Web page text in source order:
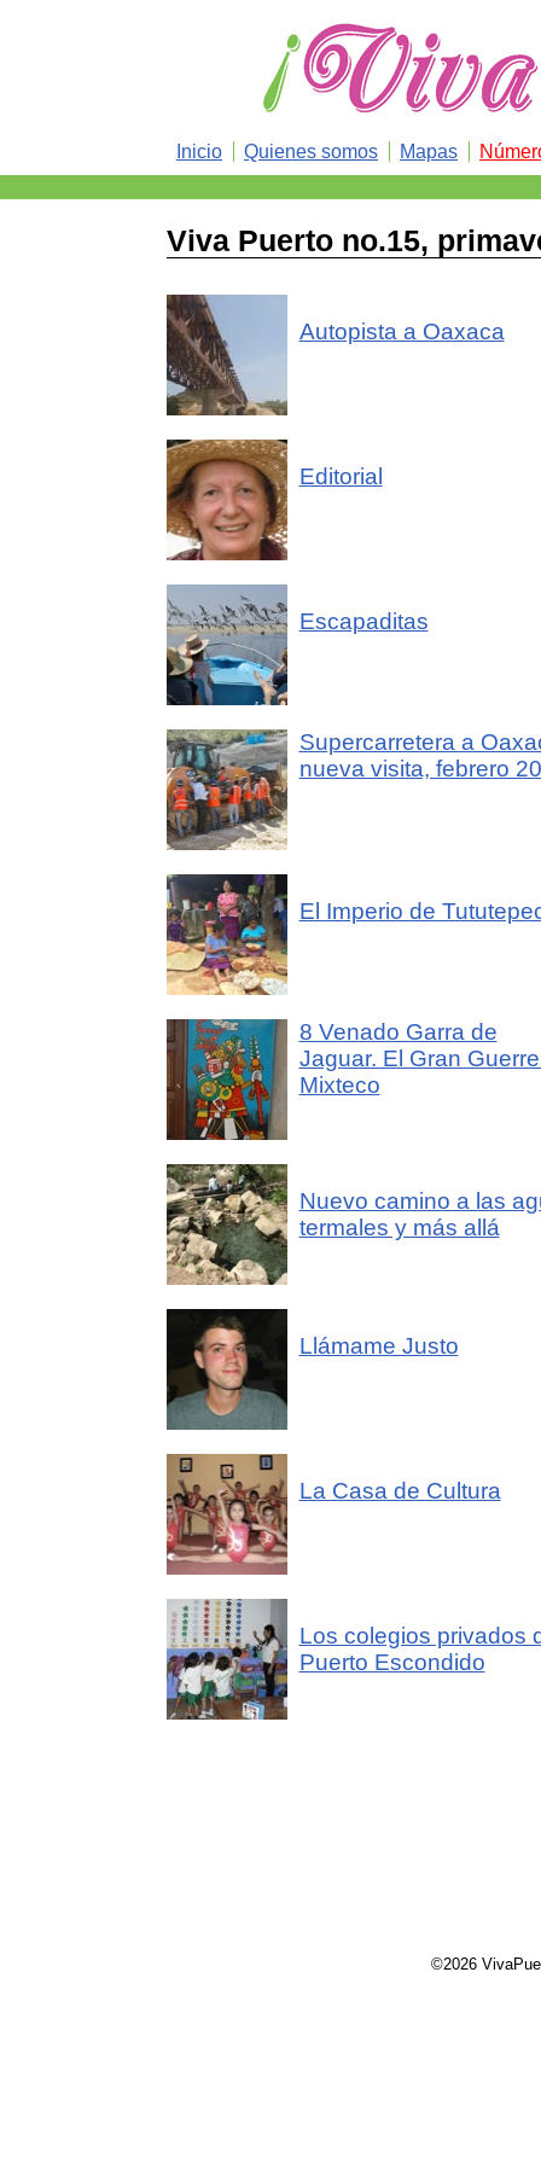
Inicio Quienes somos Mapas
Viva Puerto no.15,
Autopista a Oaxaca
Editorial
Escapaditas
Supercarretera a
nueva visita, febrero
El Imperio de
8 Venado Garra de
Jaguar. El Gran
Mixteco
Nuevo camino a las
termales y más allá
Llámame Justo
La Casa de Cultura
Los colegios privados
Puerto Escondido
©2026